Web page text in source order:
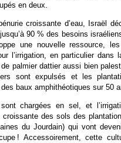
en deux.
croissante d’eau, Israël
90 % des besoins
une nouvelle ressource,
l’irrigation, en particulier
palmier dattier aussi bien
sont expulsés et les
baux amphithéotiques sur 50
chargées en sel, et
croissante des sols des
du Jourdain) qui vont
! Accessoirement, cette